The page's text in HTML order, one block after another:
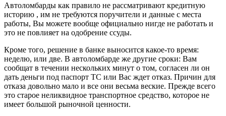
Автоломбарды как правило не рассматривают кредитную
историю , им не требуются поручители и данные с места
работы, Вы можете вообще официально нигде не работать и
это не повлияет на одобрение ссуды.
Кроме того, решение в банке выносится какое-то время:
неделю, или две. В автоломбарде же другие сроки: Вам
сообщат в течении нескольких минут о том, согласен ли он
дать деньги под паспорт ТС или Вас ждет отказ. Причин для
отказа довольно мало и все они весьма веские. Прежде всего
это старое неликвидное транспортное средство, которое не
имеет большой рыночной ценности.